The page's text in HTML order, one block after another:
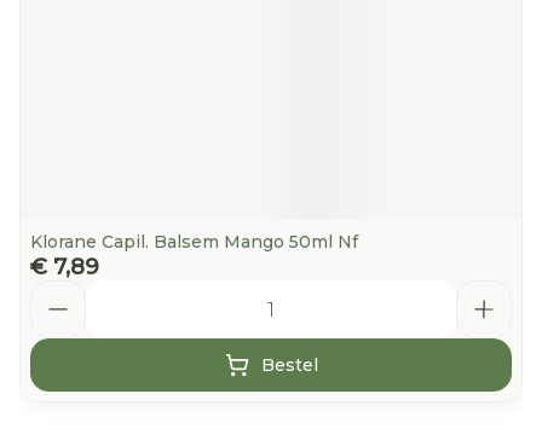
Klorane Capil. Balsem Mango 50ml Nf
€ 7,89
Bestel